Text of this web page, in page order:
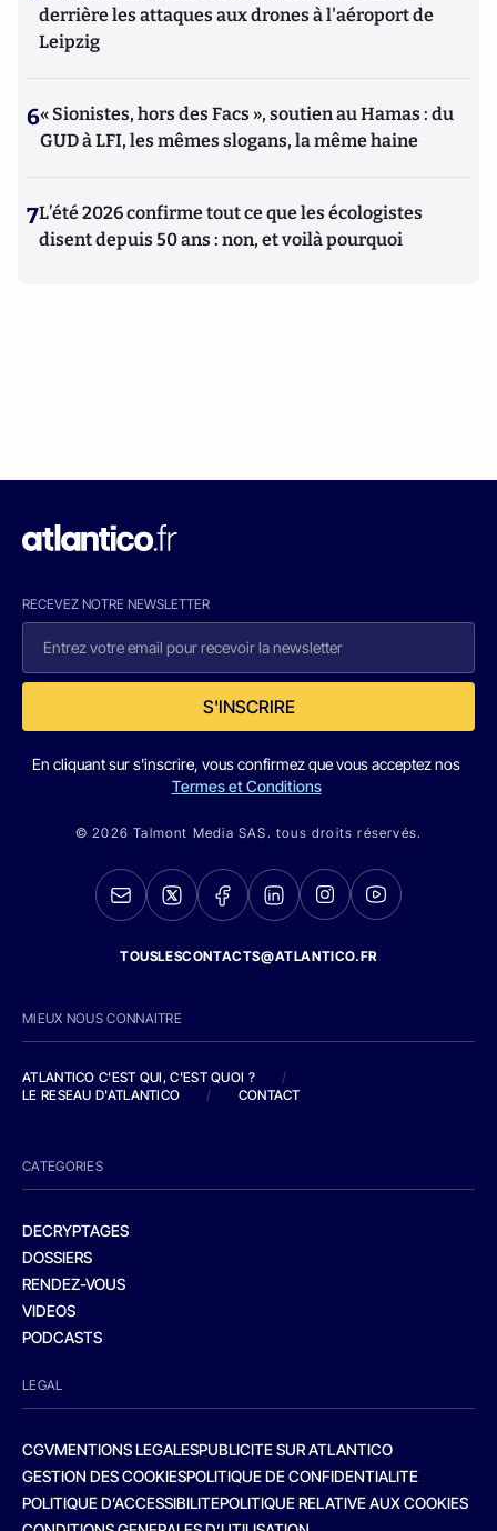
derrière les attaques aux drones à l'aéroport de
Leipzig
6« Sionistes, hors des Facs », soutien au Hamas : du
GUD à LFI, les mêmes slogans, la même haine
7L’été 2026 confirme tout ce que les écologistes
disent depuis 50 ans : non, et voilà pourquoi
RECEVEZ NOTRE NEWSLETTER
S'INSCRIRE
En cliquant sur s'inscrire, vous confirmez que vous acceptez nos
Termes et Conditions
© 2026 Talmont Media SAS. tous droits réservés.
TOUSLESCONTACTS@ATLANTICO.FR
MIEUX NOUS CONNAITRE
ATLANTICO C'EST QUI, C'EST QUOI ?
/
LE RESEAU D'ATLANTICO
/ CONTACT
CATEGORIES
DECRYPTAGES
DOSSIERS
RENDEZ-VOUS
VIDEOS
PODCASTS
LEGAL
CGVMENTIONS LEGALESPUBLICITE SUR ATLANTICO
GESTION DES COOKIESPOLITIQUE DE CONFIDENTIALITE
POLITIQUE D’ACCESSIBILITEPOLITIQUE RELATIVE AUX COOKIES